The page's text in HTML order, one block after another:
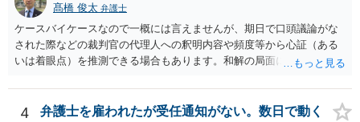
の要件に当てはまらないことになります。 以上、ご参考まで。
髙橋 俊太 弁護士
ケースバイケースなので一概には言えませんが、期日で口頭議論がな
された際などの裁判官の代理人への釈明内容や頻度等から心証（ある
いは着眼点）を推測できる場合もあります。和解の局面になり、代理
れることもあります。
4
弁護士を雇われたが受任通知がない。数日で動く